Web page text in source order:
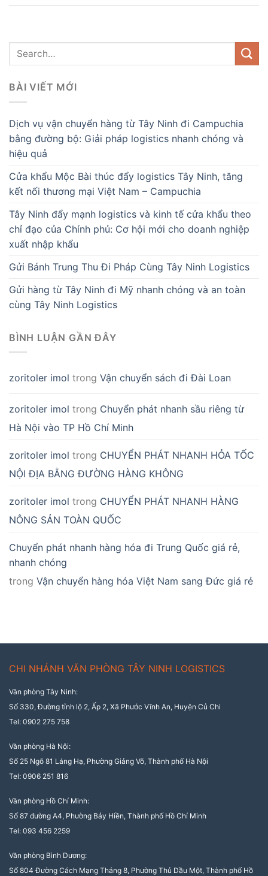
BÀI VIẾT MỚI
Dịch vụ vận chuyển hàng từ Tây Ninh đi Campuchia
bằng đường bộ: Giải pháp logistics nhanh chóng và
hiệu quả
Cửa khẩu Mộc Bài thúc đẩy logistics Tây Ninh, tăng
kết nối thương mại Việt Nam – Campuchia
Tây Ninh đẩy mạnh logistics và kinh tế cửa khẩu theo
chỉ đạo của Chính phủ: Cơ hội mới cho doanh nghiệp
xuất nhập khẩu
Gửi Bánh Trung Thu Đi Pháp Cùng Tây Ninh Logistics
Gửi hàng từ Tây Ninh đi Mỹ nhanh chóng và an toàn
cùng Tây Ninh Logistics
BÌNH LUẬN GẦN ĐÂY
zoritoler imol trong Vận chuyển sách đi Đài Loan
zoritoler imol trong Chuyển phát nhanh sầu riêng từ
Hà Nội vào TP Hồ Chí Minh
zoritoler imol trong CHUYỂN PHÁT NHANH HỎA TỐC
NỘI ĐỊA BẰNG ĐƯỜNG HÀNG KHÔNG
zoritoler imol trong CHUYỂN PHÁT NHANH HÀNG
NÔNG SẢN TOÀN QUỐC
Chuyển phát nhanh hàng hóa đi Trung Quốc giá rẻ,
nhanh chóng
trong Vận chuyển hàng hóa Việt Nam sang Đức giá rẻ
CHI NHÁNH VĂN PHÒNG TÂY NINH LOGISTICS
Văn phòng Tây Ninh:
Số 330, Đường tỉnh lộ 2, Ấp 2, Xã Phước Vĩnh An, Huyện Củ Chi
Tel: 0902 275 758
Văn phòng Hà Nội:
Số 25 Ngõ 81 Láng Hạ, Phường Giảng Võ, Thành phố Hà Nội
Tel: 0906 251 816
Văn phòng Hồ Chí Minh:
Số 87 đường A4, Phường Bảy Hiền, Thành phố Hồ Chí Minh
Tel: 093 456 2259
Văn phòng Bình Dương:
Số 804 Đường Cách Mạng Tháng 8, Phường Thủ Dầu Một, Thành phố Hồ